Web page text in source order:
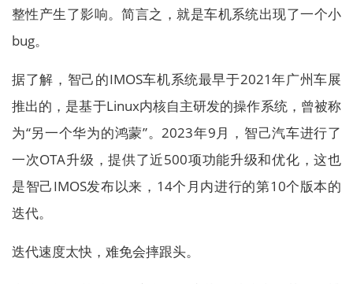
整性产生了影响。简言之，就是车机系统出现了一个小
bug。
据了解，智己的IMOS车机系统最早于2021年广州车展
推出的，是基于Linux内核自主研发的操作系统，曾被称
为“另一个华为的鸿蒙”。2023年9月，智己汽车进行了
一次OTA升级，提供了近500项功能升级和优化，这也
是智己IMOS发布以来，14个月内进行的第10个版本的
迭代。
迭代速度太快，难免会摔跟头。